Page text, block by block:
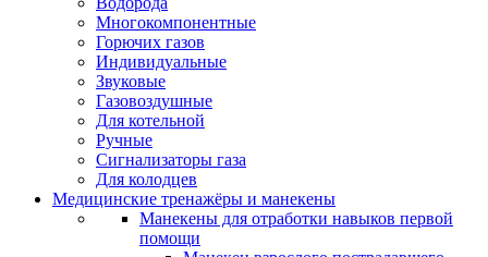
Многокомпонентные
Горючих газов
Индивидуальные
Звуковые
Газовоздушные
Для котельной
Ручные
Сигнализаторы газа
Для колодцев
Медицинские тренажёры и манекены
Манекены для отработки навыков первой
помощи